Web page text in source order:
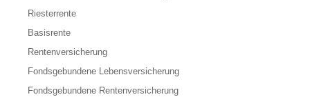
Riesterrente
Basisrente
Rentenversicherung
Fondsgebundene Lebensversicherung
Fondsgebundene Rentenversicherung